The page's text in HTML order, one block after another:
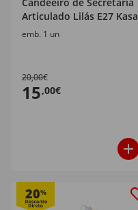
Articulado Lilás E27 Kasa
emb. 1 un
20,00€
15,00€
20%